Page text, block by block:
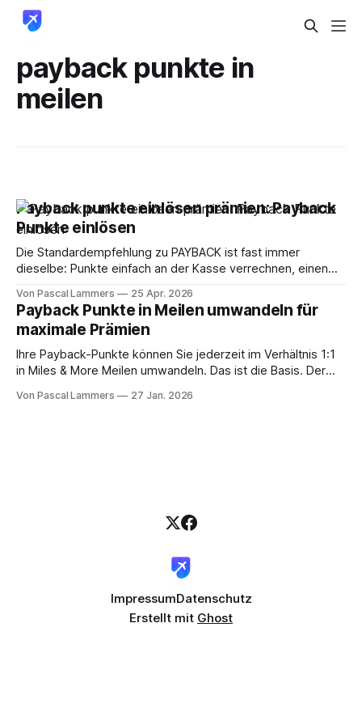
payback punkte in
meilen
Payback punkte einlösen prämien: Payback
Punkte einlösen
Die Standardempfehlung zu PAYBACK ist fast immer
dieselbe: Punkte einfach an der Kasse verrechnen, einen
bestellen. Bequem ist das. Klug ist es für Reisende
meistens nicht. Wer PAYBACK nur als kleinen Einkaufsrabatt
betrachtet, verschenkt Potenzial. Gerade wenn du ohnehin
in einem Ökosystem aus
Von Pascal Lammers 25 Apr. 2026
Payback Punkte in Meilen umwandeln für
maximale Prämien
Ihre Payback-Punkte können Sie jederzeit im Verhältnis 1:1
in Miles & More Meilen umwandeln. Das ist die Basis. Der
ganz neues Level heben, ist jedoch, auf die regelmäßigen
Von Pascal Lammers 27 Jan. 2026
ImpressumDatenschutz
Erstellt mit Ghost